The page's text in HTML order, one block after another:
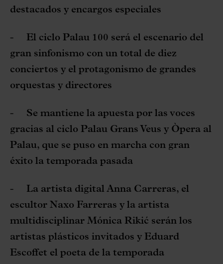
destacados y encargos especiales
- El ciclo Palau 100 será el escenario del
gran sinfonismo con un total de diez
conciertos y el protagonismo de grandes
orquestas y directores
- Se mantiene la apuesta por las voces
gracias al ciclo Palau Grans Veus y Òpera al
Palau, que se puso en marcha con gran
éxito la temporada pasada
- La artista digital Anna Carreras, el
escultor Naxo Farreras y la artista
multidisciplinar Mónica Rikić serán los
artistas plásticos invitados y Eduard
Escoffet el poeta de la temporada